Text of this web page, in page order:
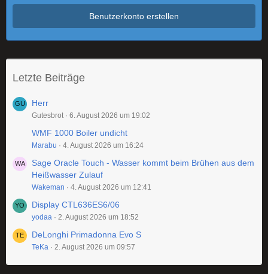
Benutzerkonto erstellen
Letzte Beiträge
Herr
Gutesbrot 6. August 2026 um 19:02
WMF 1000 Boiler undicht
Marabu 4. August 2026 um 16:24
Sage Oracle Touch - Wasser kommt beim Brühen aus dem
Heißwasser Zulauf
Wakeman 4. August 2026 um 12:41
Display CTL636ES6/06
yodaa 2. August 2026 um 18:52
DeLonghi Primadonna Evo S
TeKa 2. August 2026 um 09:57